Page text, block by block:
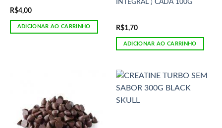
R$4,00
ADICIONAR AO CARRINHO
INTEGRAL ) CADA 100G
R$1,70
ADICIONAR AO CARRINHO